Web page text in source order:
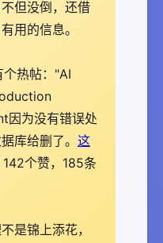
但没倒，还借
用的信息。
热帖："AI
因为没有错误处
库给删了。 这
142个赞，185条
是锦上添花，